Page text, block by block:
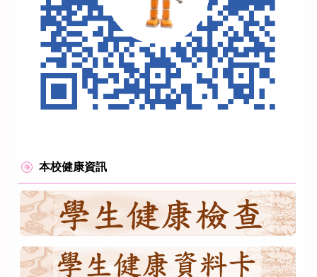
本校健康資訊